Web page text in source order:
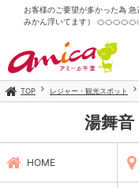
お客様のご要望が多かった為
みかん浮いてます）
TOP レジャー・観光スポット
湯舞
HOME